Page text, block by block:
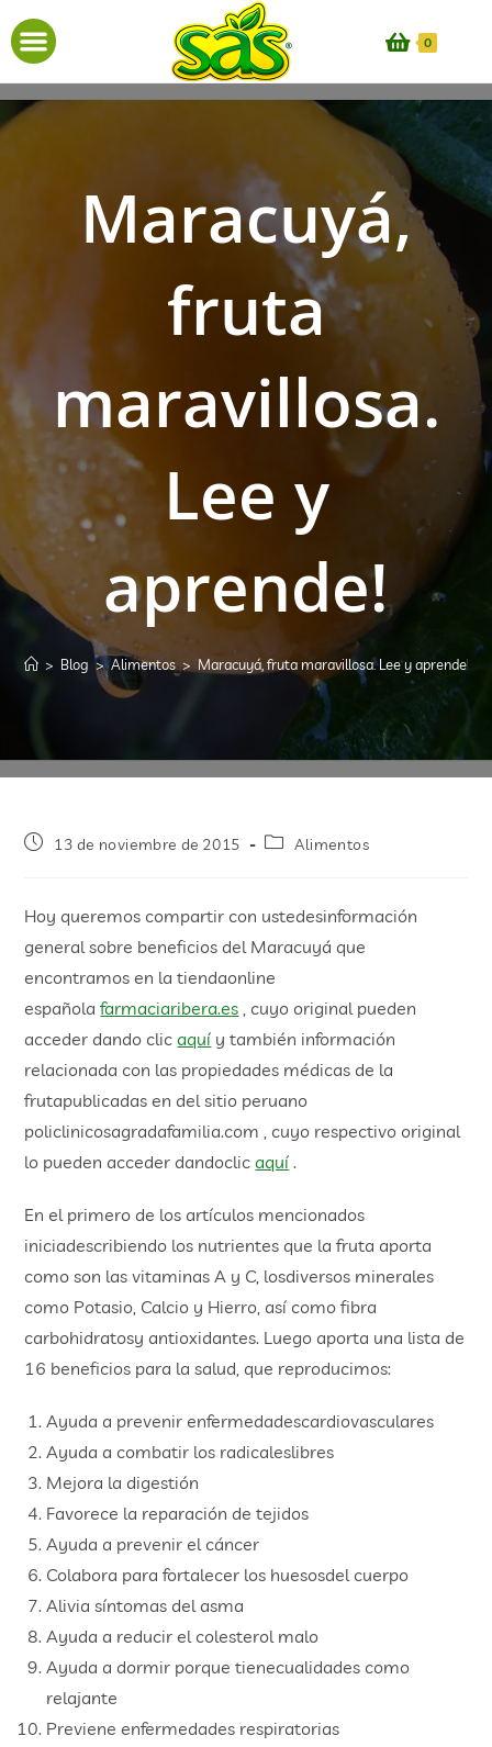
0
Maracuyá,
fruta
maravillosa.
Lee y
aprende!
> Blog > Alimentos > Maracuyá, fruta maravillosa. Lee y aprende!
13 de noviembre de 2015 Alimentos
Hoy queremos compartir con ustedesinformación
general sobre beneficios del Maracuyá que
encontramos en la tiendaonline
españolafarmaciaribera.es , cuyo original pueden
acceder dando clicaquí y también información
relacionada con las propiedades médicas de la
frutapublicadas en del sitio peruano
policlinicosagradafamilia.com , cuyo respectivo original
lo pueden acceder dandoclicaquí .
En el primero de los artículos mencionados
iniciadescribiendo los nutrientes que la fruta aporta
como son las vitaminas A y C, losdiversos minerales
como Potasio, Calcio y Hierro, así como fibra
carbohidratosy antioxidantes. Luego aporta una lista de
16 beneficios para la salud, que reproducimos:
Ayuda a prevenir enfermedadescardiovasculares
Ayuda a combatir los radicaleslibres
Mejora la digestión
Favorece la reparación de tejidos
Ayuda a prevenir el cáncer
Colabora para fortalecer los huesosdel cuerpo
Alivia síntomas del asma
Ayuda a reducir el colesterol malo
Ayuda a dormir porque tienecualidades como
relajante
Previene enfermedades respiratorias